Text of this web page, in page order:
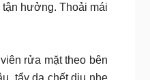
hưởng. Thoải mái
rửa mặt theo bên